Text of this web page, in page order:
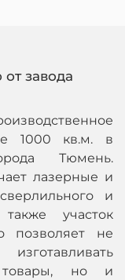
завода
1000 кв.м. в
Тюмень.
лазерные и
и
участок
позволяет не
товары, но и